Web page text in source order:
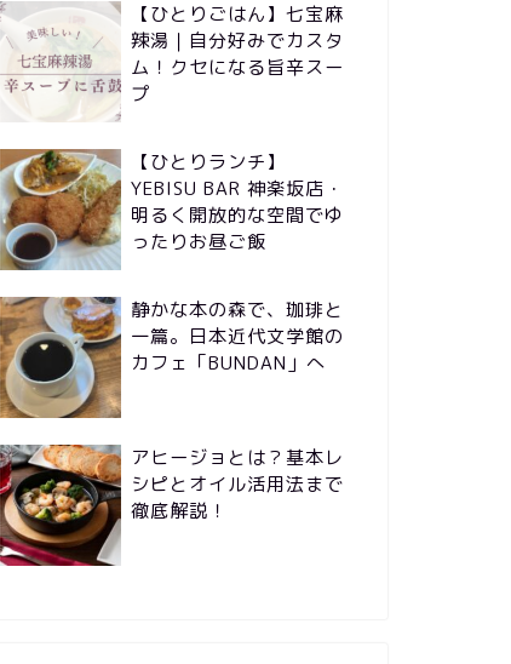
【ひとりごはん】七宝麻
辣湯｜自分好みでカスタ
ム！クセになる旨辛スー
プ
【ひとりランチ】
YEBISU BAR 神楽坂店・
明るく開放的な空間でゆ
ったりお昼ご飯
静かな本の森で、珈琲と
一篇。日本近代文学館の
カフェ「BUNDAN」へ
アヒージョとは？基本レ
シピとオイル活用法まで
徹底解説！